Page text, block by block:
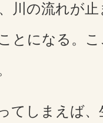
川の流れが
とになる。
てしまえば